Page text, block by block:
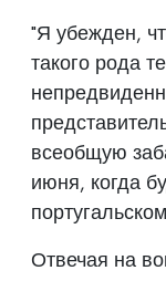
"Я убежден,
такого рода
всеобщую
июня, когда
Отвечая на